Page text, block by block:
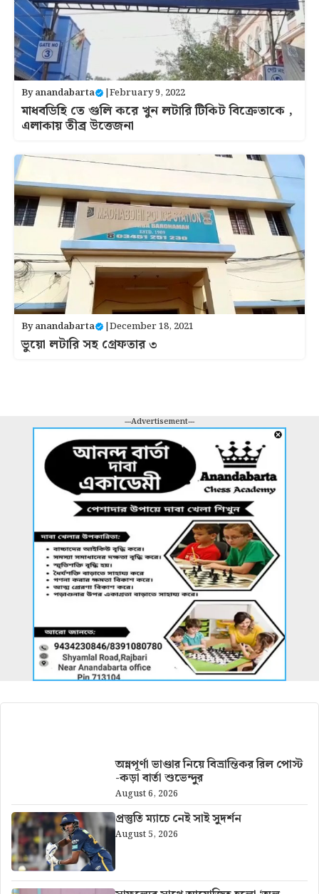
Byanandabarta |February 9, 2022
মাধবডিহি তে গুলি করে খুন লটারি টিকিট বিক্রেতাকে ,
এলাকায় তীব্র উত্তেজনা
Byanandabarta |December 18, 2021
ভুয়ো লটারি সহ গ্রেফতার ৩
---Advertisement---
অন্নপূর্ণা ভাণ্ডার নিয়ে বিভ্রান্তিকর রিল পোস্ট
-কড়া বার্তা শুভেন্দুর
August 6, 2026
প্রস্তুতি ম্যাচে নেই সাই সুদর্শন
August 5, 2026